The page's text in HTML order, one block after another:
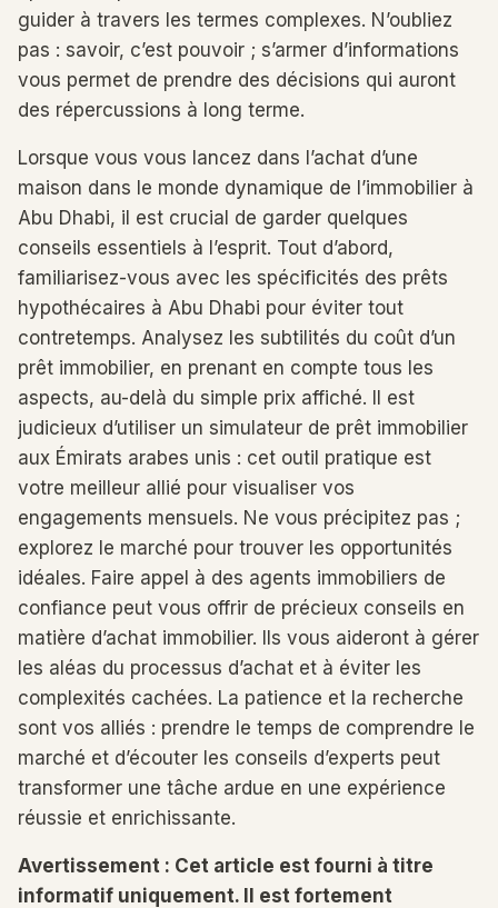
guider à travers les termes complexes. N’oubliez
pas : savoir, c’est pouvoir ; s’armer d’informations
vous permet de prendre des décisions qui auront
des répercussions à long terme.
Lorsque vous vous lancez dans l’achat d’une
maison dans le monde dynamique de l’immobilier à
Abu Dhabi, il est crucial de garder quelques
conseils essentiels à l’esprit. Tout d’abord,
familiarisez-vous avec les spécificités des prêts
hypothécaires à Abu Dhabi pour éviter tout
contretemps. Analysez les subtilités du coût d’un
prêt immobilier, en prenant en compte tous les
aspects, au-delà du simple prix affiché. Il est
judicieux d’utiliser un simulateur de prêt immobilier
aux Émirats arabes unis : cet outil pratique est
votre meilleur allié pour visualiser vos
engagements mensuels. Ne vous précipitez pas ;
explorez le marché pour trouver les opportunités
idéales. Faire appel à des agents immobiliers de
confiance peut vous offrir de précieux conseils en
matière d’achat immobilier. Ils vous aideront à gérer
les aléas du processus d’achat et à éviter les
complexités cachées. La patience et la recherche
sont vos alliés : prendre le temps de comprendre le
marché et d’écouter les conseils d’experts peut
transformer une tâche ardue en une expérience
réussie et enrichissante.
Avertissement : Cet article est fourni à titre
informatif uniquement. Il est fortement